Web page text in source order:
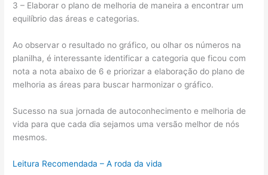
3 – Elaborar o plano de melhoria de maneira a encontrar um
equilíbrio das áreas e categorias.
Ao observar o resultado no gráfico, ou olhar os números na
planilha, é interessante identificar a categoria que ficou com
nota a nota abaixo de 6 e priorizar a elaboração do plano de
melhoria as áreas para buscar harmonizar o gráfico.
Sucesso na sua jornada de autoconhecimento e melhoria de
vida para que cada dia sejamos uma versão melhor de nós
mesmos.
Leitura Recomendada – A roda da vida